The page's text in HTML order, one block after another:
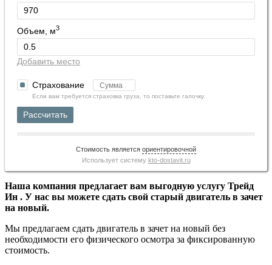
Объем, м3
Добавить место
Страхование
Если вам требуется страховка груза, то поставьте галочку.
Рассчитать
Стоимость является ориентировочной
Использует систему kto-dostavit.ru
Наша компания предлагает вам выгодную услугу Трейд
Ин . У нас вы можете сдать свой старый двигатель в зачет
на новый.
Мы предлагаем сдать двигатель в зачет на новый без
необходимости его физического осмотра за фиксированную
стоимость.